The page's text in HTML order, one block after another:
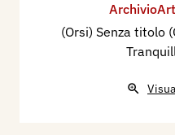
(Orsi) Senza titolo